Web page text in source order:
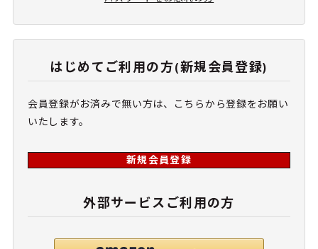
はじめてご利用の方(新規会員登録)
会員登録がお済みで無い方は、こちらから登録をお願い
いたします。
新規会員登録
外部サービスご利用の方